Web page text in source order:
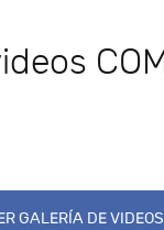
GALERÍA DE VIDEOS